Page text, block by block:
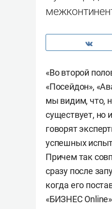
«Во второй
«Посейдон»,
мы видим, что,
существует, но
говорят
успешных
Причем так
сразу после
когда его
«БИЗНЕС